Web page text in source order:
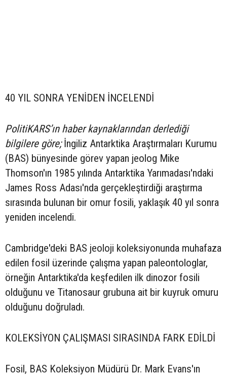
40 YIL SONRA YENİDEN İNCELENDİ
PolitiKARS’ın haber kaynaklarından derlediği
bilgilere göre;İngiliz Antarktika Araştırmaları Kurumu
(BAS) bünyesinde görev yapan jeolog Mike
Thomson'ın 1985 yılında Antarktika Yarımadası'ndaki
James Ross Adası'nda gerçekleştirdiği araştırma
sırasında bulunan bir omur fosili, yaklaşık 40 yıl sonra
yeniden incelendi.
Cambridge'deki BAS jeoloji koleksiyonunda muhafaza
edilen fosil üzerinde çalışma yapan paleontologlar,
örneğin Antarktika'da keşfedilen ilk dinozor fosili
olduğunu ve Titanosaur grubuna ait bir kuyruk omuru
olduğunu doğruladı.
KOLEKSİYON ÇALIŞMASI SIRASINDA FARK EDİLDİ
Fosil, BAS Koleksiyon Müdürü Dr. Mark Evans'ın